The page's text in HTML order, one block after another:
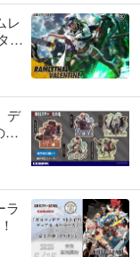
レ
チ
デ
新
ラ